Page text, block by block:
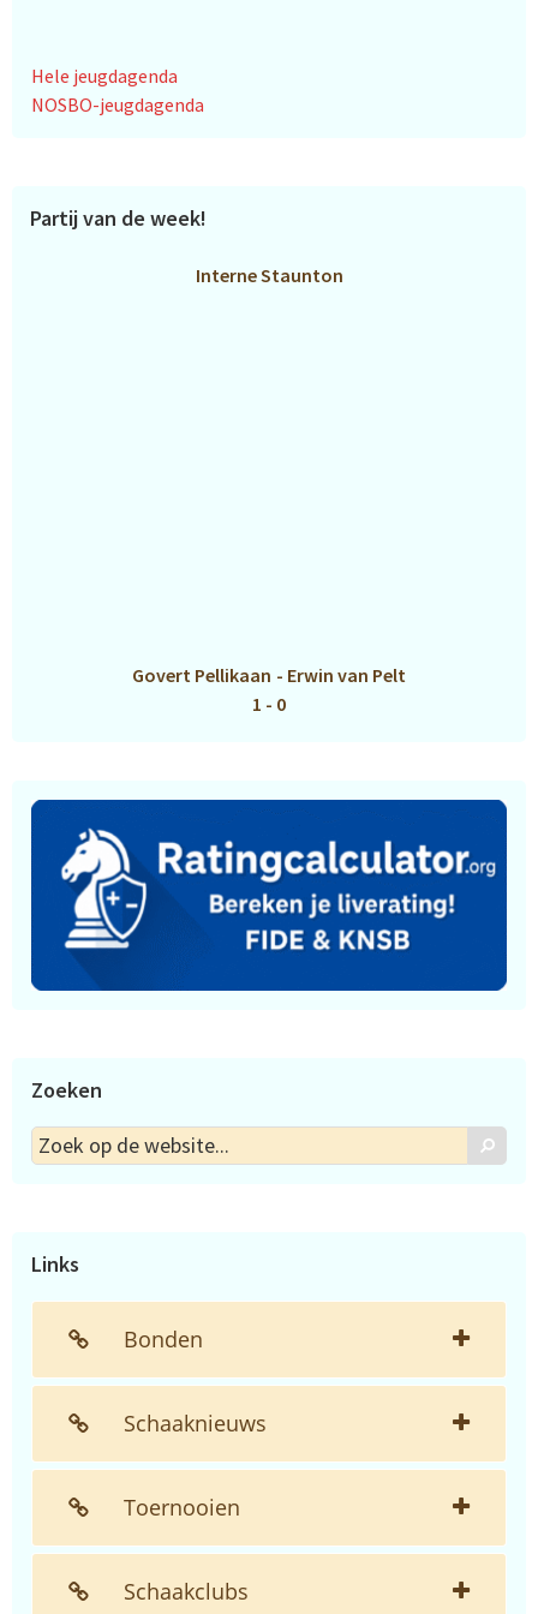
Hele jeugdagenda
NOSBO-jeugdagenda
Partij van de week!
Interne Staunton
Govert Pellikaan - Erwin van Pelt
1 - 0
Zoeken
Zoek
op
Zoek
Links
Bonden
Schaaknieuws
Toernooien
Schaakclubs